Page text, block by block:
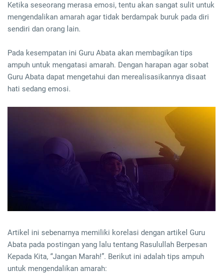
Ketika seseorang merasa emosi, tentu akan sangat sulit untuk
mengendalikan amarah agar tidak berdampak buruk pada diri
sendiri dan orang lain.
Pada kesempatan ini Guru Abata akan membagikan tips
ampuh untuk mengatasi amarah. Dengan harapan agar sobat
Guru Abata dapat mengetahui dan merealisasikannya disaat
hati sedang emosi.
Artikel ini sebenarnya memiliki korelasi dengan artikel Guru
Abata pada postingan yang lalu tentang Rasulullah Berpesan
Kepada Kita, “Jangan Marah!”. Berikut ini adalah tips ampuh
untuk mengendalikan amarah: